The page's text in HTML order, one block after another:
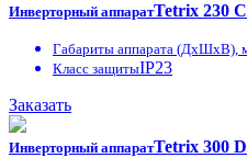
Инверторный аппаратTetrix 230
Габариты аппарата (ДxШxВ),
Класс защитыIP23
Заказать
Инверторный аппаратTetrix 300